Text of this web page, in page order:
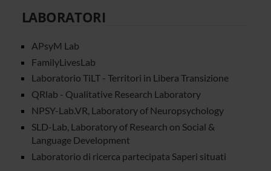
LABORATORI
APsyM Lab
FamilyLivesLab
Laboratorio TiLT - Territori in Libera Transizione
QRlab - Qualitative Research Laboratory
NPSY-Lab.VR, Laboratory of Neuropsychology
SLD-Lab, Laboratory of Research on Social &
Language Development
Laboratorio di ricerca partecipata Saperi situati